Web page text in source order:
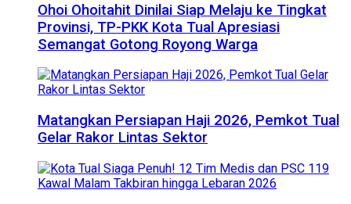
Ohoi Ohoitahit Dinilai Siap Melaju ke Tingkat
Provinsi, TP-PKK Kota Tual Apresiasi
Semangat Gotong Royong Warga
Matangkan Persiapan Haji 2026, Pemkot Tual
Gelar Rakor Lintas Sektor